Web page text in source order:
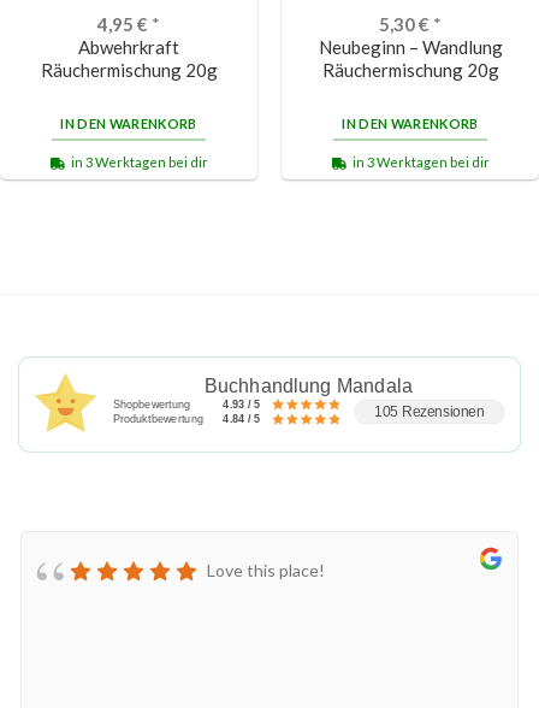
4,95 € *
Abwehrkraft
Räuchermischung 20g
IN DEN WARENKORB
in 3 Werktagen bei dir
5,30€ *
Neubeginn – Wandlung
Räuchermischung 20g
IN DEN WARENKORB
in 3 Werktagen bei dir
Buchhandlung Mandala
Shopbewertung 4.93 / 5
Produktbewertung 4.84 / 5 105 Rezensionen
Love this place!